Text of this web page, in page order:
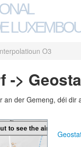
O3
->
der Gemeng, déi